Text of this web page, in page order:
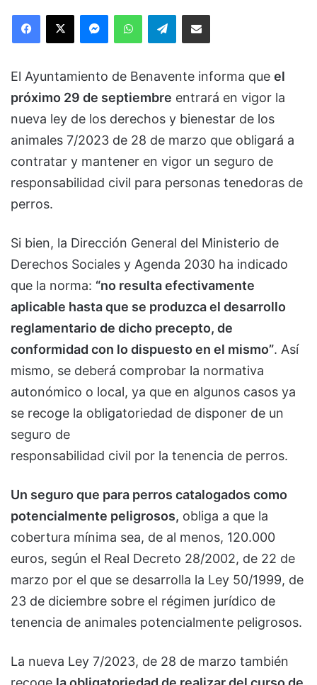
Facebook
X MessengerWhatsAppTelegramCompartir via Email
El Ayuntamiento de Benavente informa que el
próximo 29 de septiembre entrará en vigor la
nueva ley de los derechos y bienestar de los
animales 7/2023 de 28 de marzo que obligará a
contratar y mantener en vigor un seguro de
responsabilidad civil para personas tenedoras de
perros.
Si bien, la Dirección General del Ministerio de
Derechos Sociales y Agenda 2030 ha indicado
que la norma: “no resulta efectivamente
aplicable hasta que se produzca el desarrollo
reglamentario de dicho precepto, de
conformidad con lo dispuesto en el mismo”. Así
mismo, se deberá comprobar la normativa
autonómico o local, ya que en algunos casos ya
se recoge la obligatoriedad de disponer de un
seguro de
responsabilidad civil por la tenencia de perros.
Un seguro que para perros catalogados como
potencialmente peligrosos, obliga a que la
cobertura mínima sea, de al menos, 120.000
euros, según el Real Decreto 28/2002, de 22 de
marzo por el que se desarrolla la Ley 50/1999, de
23 de diciembre sobre el régimen jurídico de
tenencia de animales potencialmente peligrosos.
La nueva Ley 7/2023, de 28 de marzo también